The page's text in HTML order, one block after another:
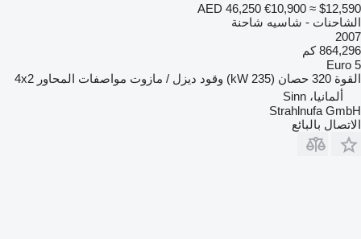
AED 46,250 €10,900 ≈ $12,590
الشاحنات - شاسيه شاحنة
2007
864,296 كم
Euro 5
القوة 320 حصان (235 kW) وقود ديزل / مازوت مواصفات المحاور 4x2
ألمانيا، Sinn
Strahlnufa GmbH
الاتصال بالبائع